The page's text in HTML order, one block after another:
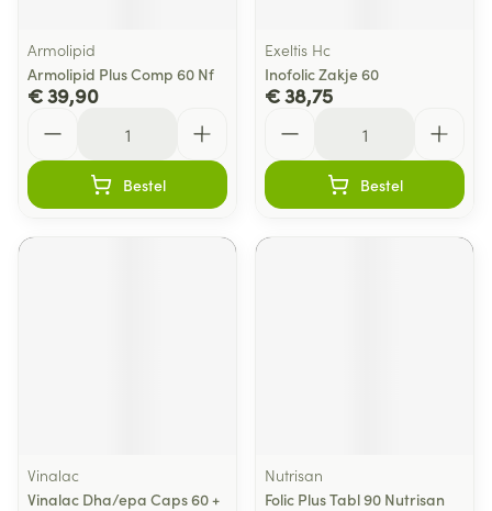
Armolipid
Armolipid Plus Comp 60 Nf
€ 39,90
Bestel
Exeltis Hc
Inofolic Zakje 60
€ 38,75
Bestel
Vinalac
Vinalac Dha/epa Caps 60 +
Nutrisan
Folic Plus Tabl 90 Nutrisan